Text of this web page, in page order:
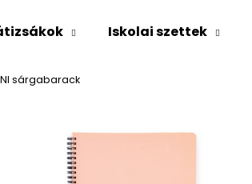
Iskolai szettek
sárgabarack
Mit keres?